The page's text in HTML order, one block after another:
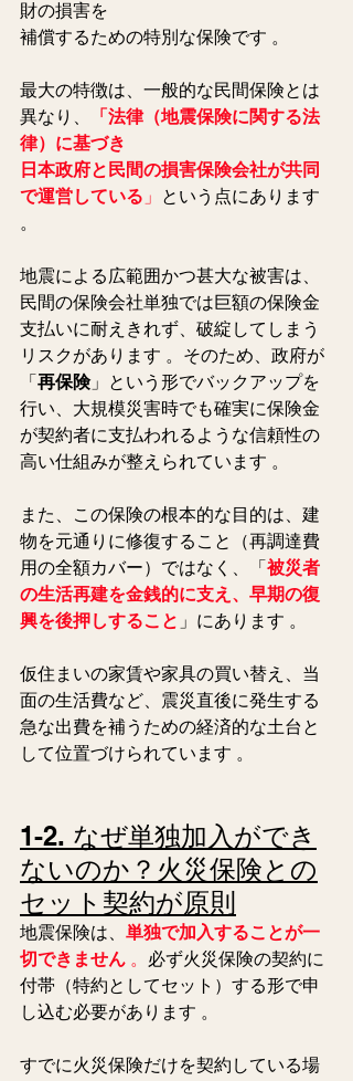
財の損害を
補償するための特別な保険です 。
最大の特徴は、一般的な民間保険とは
異なり、
「法律（地震保険に関する法
律）に基づき
日本政府と民間の損害保険会社が共同
で運営している 」 という点にあります
。
地震による広範囲かつ甚大な被害は、
民間の保険会社単独では巨額の保険金
支払いに耐えきれず、破綻してしまう
リスクがあります 。そのため、政府が
「再保険」という形でバックアップを
行い、大規模災害時でも確実に保険金
が契約者に支払われるような信頼性の
高い仕組みが整えられています 。
また、この保険の根本的な目的は、建
物を元通りに修復すること（再調達費
用の全額カバー）ではなく、「被災者
の生活再建を金銭的に支え、早期の復
興を後押しすること 」にあります 。
仮住まいの家賃や家具の買い替え、当
面の生活費など、震災直後に発生する
急な出費を補うための経済的な土台と
して位置づけられています 。
1-2. なぜ単独加入ができ
ないのか？火災保険との
セット契約が原則
地震保険は、 単独で加入することが一
切できません 。 必ず火災保険の契約に
付帯（特約としてセット）する形で申
し込む必要があります 。
すでに火災保険だけを契約している場